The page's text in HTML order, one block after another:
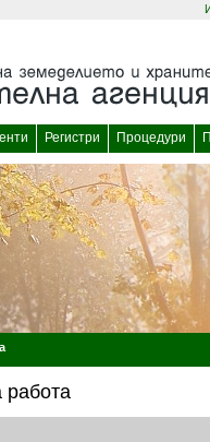
Регистри Процедури